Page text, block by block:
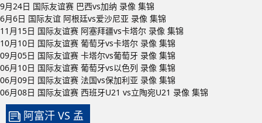
9月24日 国际友谊赛 巴西vs加纳 录像 集锦
6月6日 国际友谊 阿根廷vs爱沙尼亚 录像 集锦
11月15日 国际友谊赛 阿塞拜疆vs卡塔尔 录像 集锦
10月10日 国际友谊赛 葡萄牙vs卡塔尔 录像 集锦
09月05日 国际友谊赛 卡塔尔vs葡萄牙 录像 集锦
06月10日 国际友谊赛 葡萄牙vs以色列 录像 集锦
06月09日 国际友谊赛 法国vs保加利亚 录像 集锦
06月08日 国际友谊赛 西班牙U21 vs立陶宛U21 录像 集锦
阿富汗 VS 孟